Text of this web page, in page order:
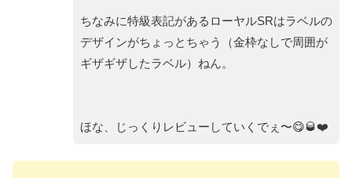
ちなみに特級表記があるローヤルSRはラベルの
デザインがちょっとちゃう（金枠なしで周囲が
ギザギザしたラベル）ねん。
ほな、じっくりレビューしていくでぇ〜😋🥃❤️